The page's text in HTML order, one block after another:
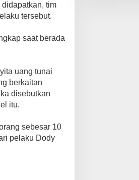
tim
tersebut.
saat berada
uang tunai
berkaitan
disebutkan
itu.
sebesar 10
pelaku Dody